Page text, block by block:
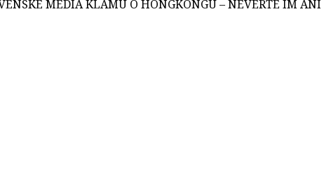
MÉDIA KLAMÚ O HONGKONGU – NEVERTE IM ANI